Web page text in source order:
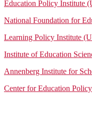
Education Policy Institute
National Foundation for
Learning Policy Institute
Institute of Education
Annenberg Institute for
Center for Education